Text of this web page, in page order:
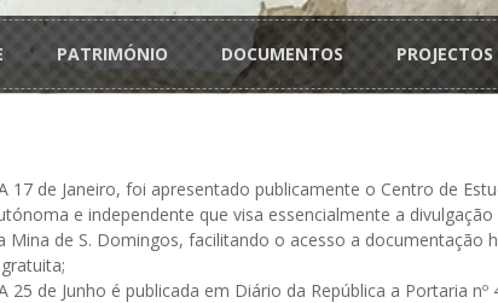
PATRIMÓNIO DOCUMENTOS PROJECTOS
17 de Janeiro, foi apresentado publicamente o Centro de
e independente que visa essencialmente a
Mina de S. Domingos, facilitando o acesso a
25 de Junho é publicada em Diário da República a Portaria